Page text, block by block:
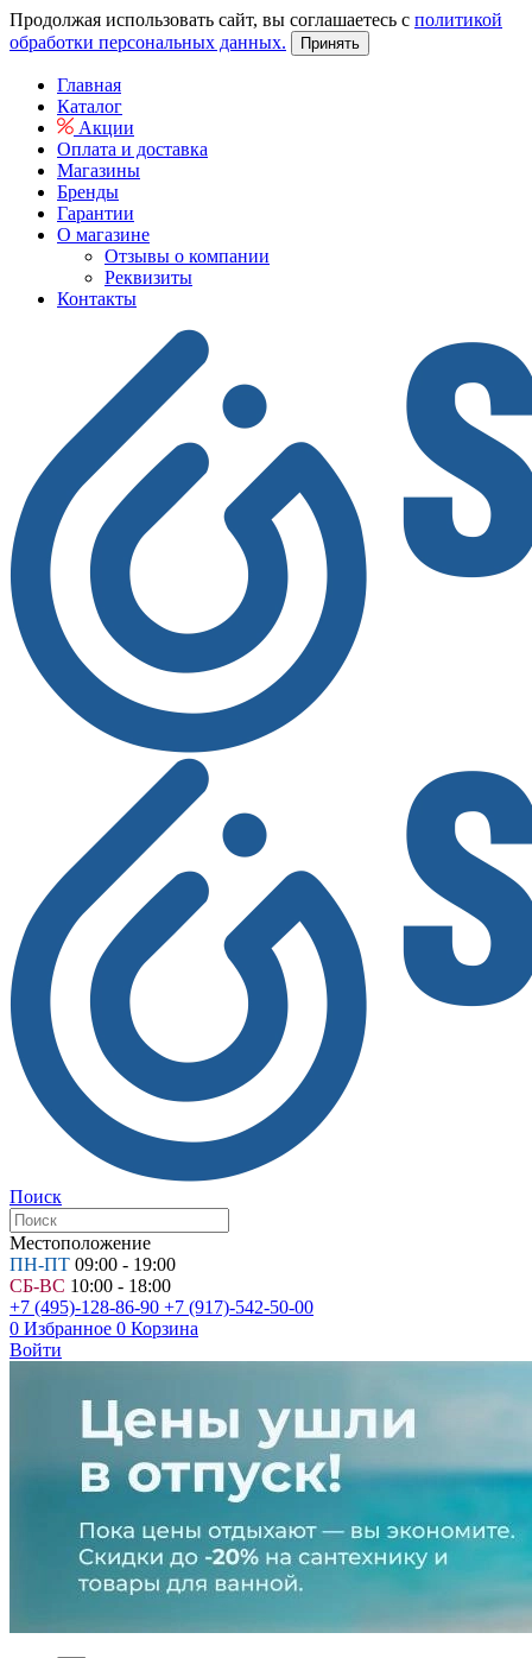
Продолжая использовать сайт, вы соглашаетесь с политикой
обработки персональных данных.
Принять
Главная
Каталог
Акции
Оплата и доставка
Магазины
Бренды
Гарантии
О магазине
Отзывы о компании
Реквизиты
Контакты
Поиск
Местоположение
ПН-ПТ 09:00 - 19:00
СБ-ВС 10:00 - 18:00
+7 (495)-128-86-90 +7 (917)-542-50-00
0 Избранное 0 Корзина
Войти